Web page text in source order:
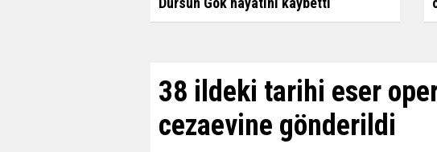
38 ildeki tarihi eser
cezaevine gönderildi